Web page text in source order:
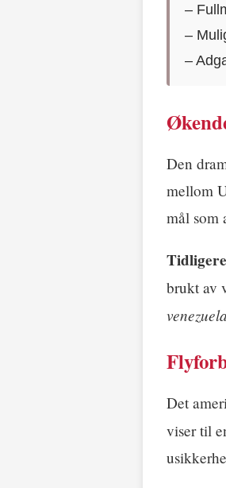
–
–
–
Den
mellom
mål som
brukt av
Det
viser til